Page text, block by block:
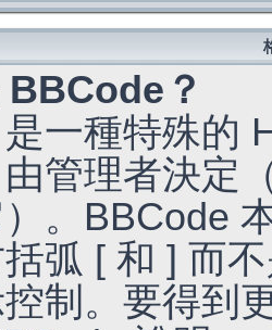
？
一種特殊的
管理者決定
。BBCode
弧 [ 和 ] 而
制。要得到